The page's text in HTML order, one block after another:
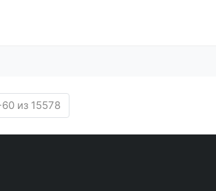
из 15578